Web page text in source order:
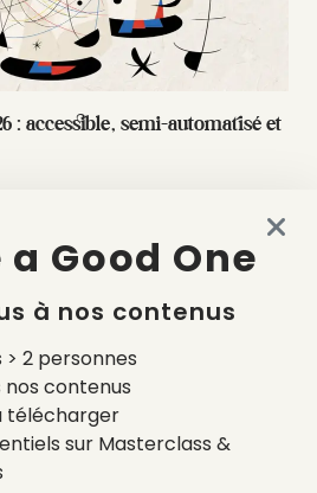
: accessible, semi-automatisé et
Good One
à nos contenus
2 personnes
contenus
télécharger
sur Masterclass &